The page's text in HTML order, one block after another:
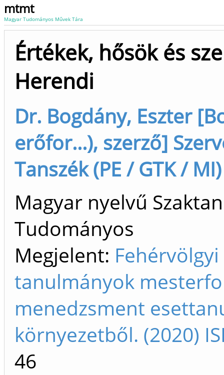
mtmt
Magyar Tudományos Művek Tára
Értékek, hősök és
Herendi
Dr. Bogdány, Eszter
erőfor...), szerző]
Tanszék (PE / GTK / MI)
Magyar nyelvű
Tudományos
Megjelent:
tanulmányok
menedzsment
környezetből. (2020)
46